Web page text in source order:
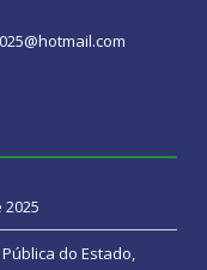
do Estado,